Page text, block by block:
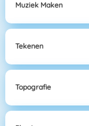
Muziek Maken
Tekenen
Topografie